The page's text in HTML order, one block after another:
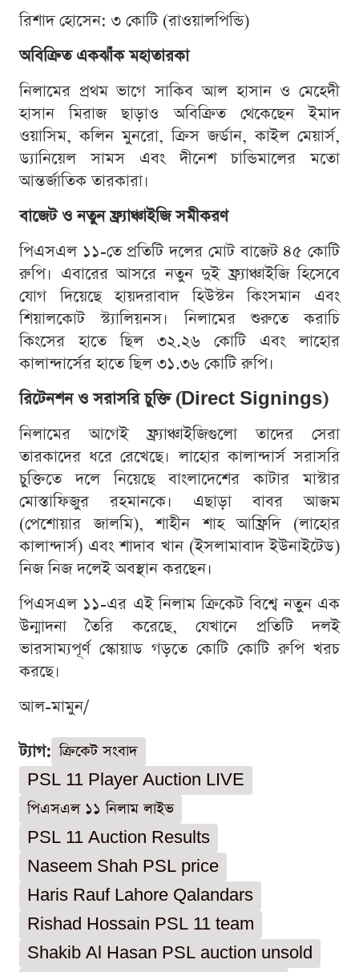
রিশাদ হোসেন: ৩ কোটি (রাওয়ালপিন্ডি)
অবিক্রিত একঝাঁক মহাতারকা
নিলামের প্রথম ভাগে সাকিব আল হাসান ও মেহেদী
হাসান মিরাজ ছাড়াও অবিক্রিত থেকেছেন ইমাদ
ওয়াসিম, কলিন মুনরো, ক্রিস জর্ডান, কাইল মেয়ার্স,
ড্যানিয়েল সামস এবং দীনেশ চান্ডিমালের মতো
আন্তর্জাতিক তারকারা।
বাজেট ও নতুন ফ্র্যাঞ্চাইজি সমীকরণ
পিএসএল ১১-তে প্রতিটি দলের মোট বাজেট ৪৫ কোটি
রুপি। এবারের আসরে নতুন দুই ফ্র্যাঞ্চাইজি হিসেবে
যোগ দিয়েছে হায়দরাবাদ হিউস্টন কিংসমান এবং
শিয়ালকোট স্ট্যালিয়নস। নিলামের শুরুতে করাচি
কিংসের হাতে ছিল ৩২.২৬ কোটি এবং লাহোর
কালান্দার্সের হাতে ছিল ৩১.৩৬ কোটি রুপি।
রিটেনশন ও সরাসরি চুক্তি (Direct Signings)
নিলামের আগেই ফ্র্যাঞ্চাইজিগুলো তাদের সেরা
তারকাদের ধরে রেখেছে। লাহোর কালান্দার্স সরাসরি
চুক্তিতে দলে নিয়েছে বাংলাদেশের কাটার মাস্টার
মোস্তাফিজুর রহমানকে। এছাড়া বাবর আজম
(পেশোয়ার জালমি), শাহীন শাহ আফ্রিদি (লাহোর
কালান্দার্স) এবং শাদাব খান (ইসলামাবাদ ইউনাইটেড)
নিজ নিজ দলেই অবস্থান করছেন।
পিএসএল ১১-এর এই নিলাম ক্রিকেট বিশ্বে নতুন এক
উন্মাদনা তৈরি করেছে, যেখানে প্রতিটি দলই
ভারসাম্যপূর্ণ স্কোয়াড গড়তে কোটি কোটি রুপি খরচ
করছে।
আল-মামুন/
ট্যাগ: ক্রিকেট সংবাদ
PSL 11 Player Auction LIVE
পিএসএল ১১ নিলাম লাইভ
PSL 11 Auction Results
Naseem Shah PSL price
Haris Rauf Lahore Qalandars
Rishad Hossain PSL 11 team
Shakib Al Hasan PSL auction unsold